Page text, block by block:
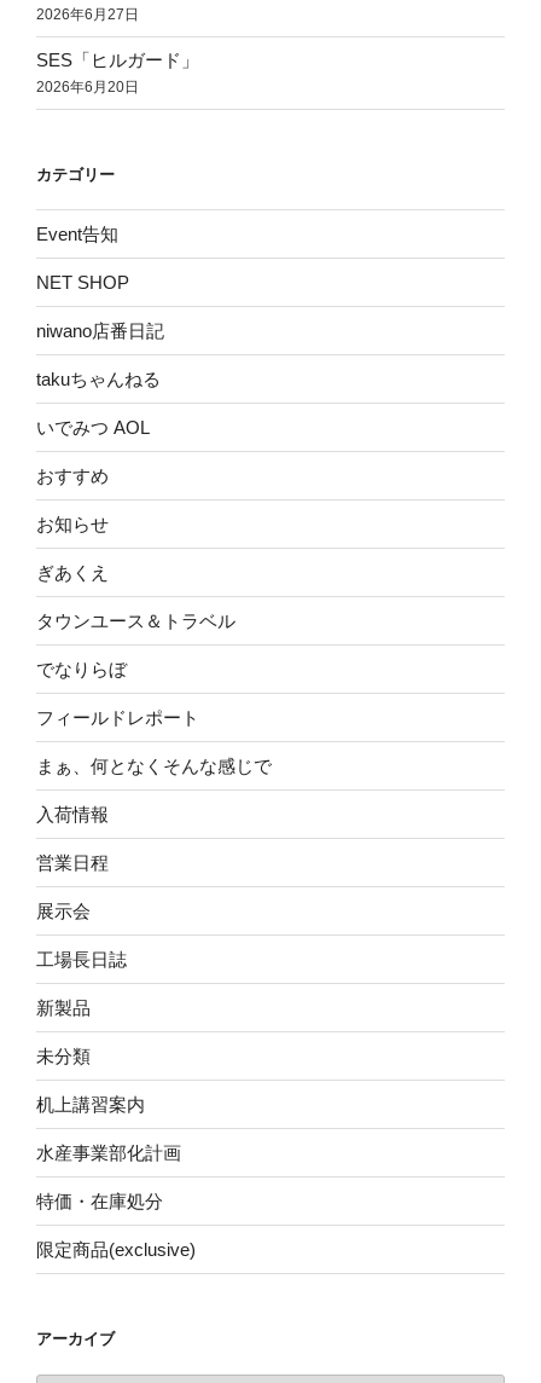
2026年6月27日
SES「ヒルガード」
2026年6月20日
カテゴリー
Event告知
NET SHOP
niwano店番日記
takuちゃんねる
いでみつ AOL
おすすめ
お知らせ
ぎあくえ
タウンユース＆トラベル
でなりらぼ
フィールドレポート
まぁ、何となくそんな感じで
入荷情報
営業日程
展示会
工場長日誌
新製品
未分類
机上講習案内
水産事業部化計画
特価・在庫処分
限定商品(exclusive)
アーカイブ